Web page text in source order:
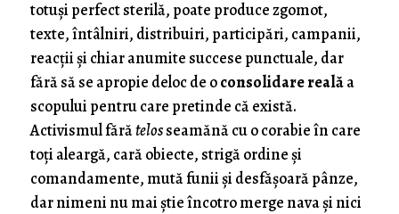
totuși perfect sterilă, poate produce zgomot,
texte, întâlniri, distribuiri, participări, campanii,
reacții și chiar anumite succese punctuale, dar
fără să se apropie deloc de oconsolidare realăa
scopului pentru care pretinde că există.
Activismul fărătelosseamănă cu o corabie în care
toți aleargă, cară obiecte, strigă ordine și
comandamente, mută funii şi desfăşoară pânze,
dar nimeni nu mai știe încotro merge nava și nici